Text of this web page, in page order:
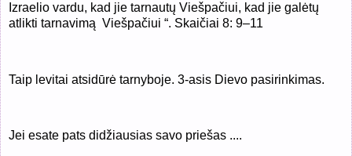
Izraelio vardu, kad jie tarnautų Viešpačiui, kad jie galėtų
atlikti tarnavimą Viešpačiui “. Skaičiai 8: 9–11
Taip levitai atsidūrė tarnyboje. 3-asis Dievo pasirinkimas.
Jei esate pats didžiausias savo priešas ....